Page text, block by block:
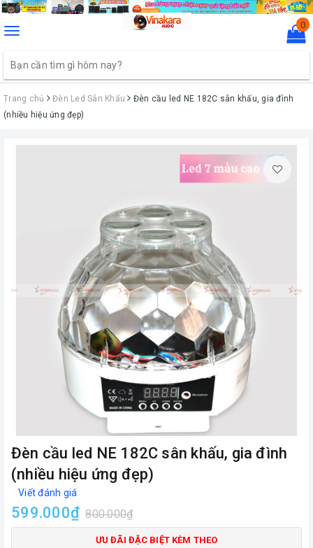
Toggle
0
Trang chủ Đèn Led Sân Khấu
Đèn cầu led NE 182C sân khấu, gia đình
(nhiều hiệu ứng đẹp)
Đèn cầu led NE 182C sân khấu, gia đình
(nhiều hiệu ứng đẹp)
Viết đánh giá
599.000₫ 800.000₫
ƯU ĐÃI ĐẶC BIỆT KÈM THEO